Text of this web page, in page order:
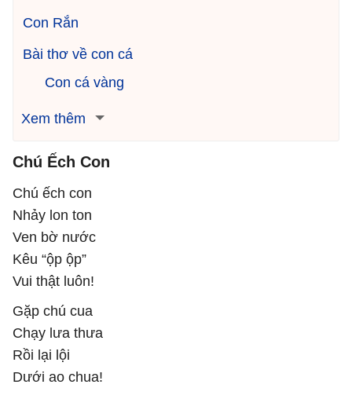
Con Rắn
Bài thơ về con cá
Con cá vàng
Xem thêm
Chú Ếch Con
Chú ếch con
Nhảy lon ton
Ven bờ nước
Kêu “ộp ộp”
Vui thật luôn!
Gặp chú cua
Chạy lưa thưa
Rồi lại lội
Dưới ao chua!